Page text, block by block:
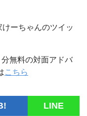
ーちゃんのツイッ
無料の対面アドバ
こちら
LINE